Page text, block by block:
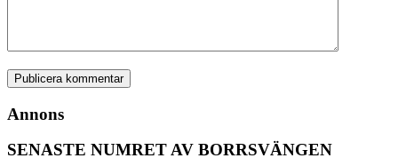
Annons
SENASTE NUMRET AV BORRSVÄNGEN